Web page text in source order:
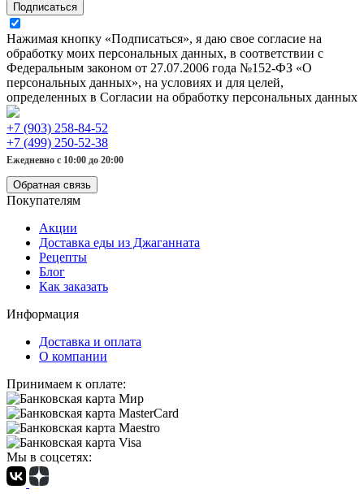
Подписаться
Нажимая кнопку «Подписаться», я даю свое согласие на
обработку моих персональных данных, в соответствии с
Федеральным законом от 27.07.2006 года №152-ФЗ «О
персональных данных», на условиях и для целей,
определенных в Согласии на обработку персональных данных
+7 (903) 258-84-52
+7 (499) 250-52-38
Ежедневно с 10:00 до 20:00
Обратная связь
Покупателям
Акции
Доставка еды из Джаганната
Рецепты
Блог
Как заказать
Информация
Доставка и оплата
О компании
Принимаем к оплате:
Мы в соцсетях: